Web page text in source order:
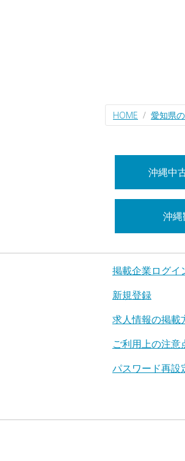
HOME 愛知県
沖縄中
沖縄
掲載企業ログイ
新規登録
求人情報の掲載
ご利用上の注意
パスワード再設